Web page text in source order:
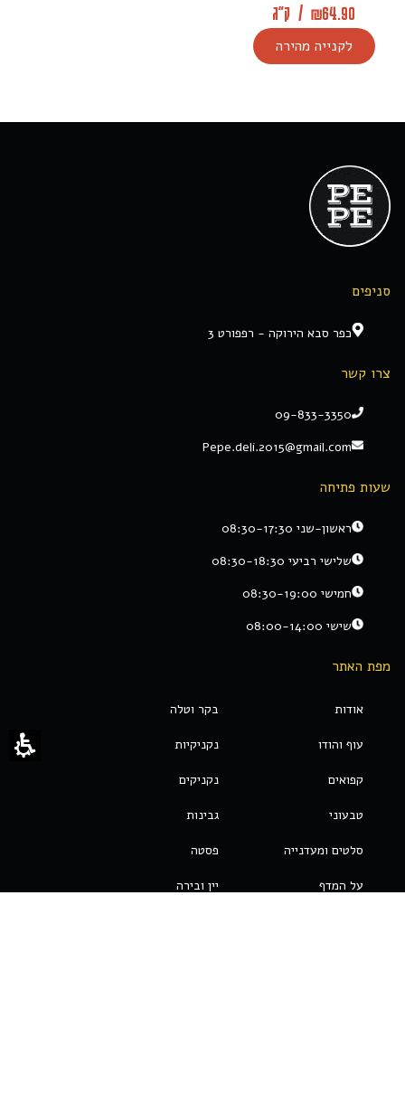
₪64.90
/ ק"ג
לקנייה מהירה
סניפים
כפר סבא הירוקה - רפפורט 3
צרו קשר
09-833-3350
Pepe.deli.2015@gmail.com
שעות פתיחה
ראשון-שני 08:30-17:30
שלישי רביעי 08:30-18:30
חמישי 08:30-19:00
שישי 08:00-14:00
מפת האתר
אודות בקר וטלה
עוף והודו נקניקיות
קפואים נקניקים
טבעוני גבינות
סלטים ומעדנייה פסטה
על המדף יין ובירה